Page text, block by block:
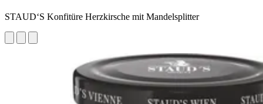
STAUD‘S Konfitüre Herzkirsche mit Mandelsplitter